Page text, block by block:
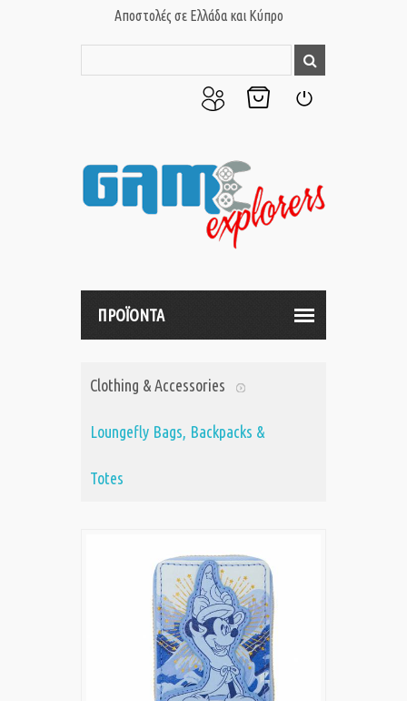
Αποστολές σε Ελλάδα και Κύπρο
μου
ΠΡΟΪΟΝΤΑ
Clothing & Accessories
Loungefly Bags, Backpacks &
Totes